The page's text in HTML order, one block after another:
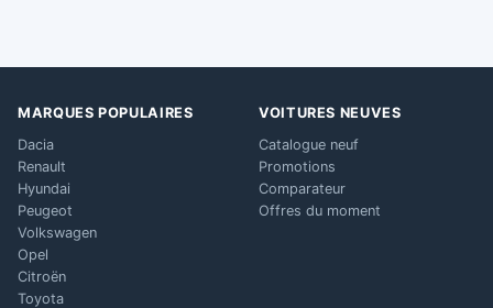
MARQUES POPULAIRES
Dacia
Renault
Hyundai
Peugeot
Volkswagen
Opel
Citroën
Toyota
VOITURES NEUVES
Catalogue neuf
Promotions
Comparateur
Offres du moment